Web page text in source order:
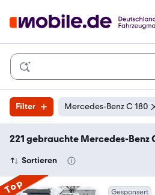
Filter Mercedes-Benz C 180
221 gebrauchte Mercedes-Benz
Sortieren
Top Gesponsert